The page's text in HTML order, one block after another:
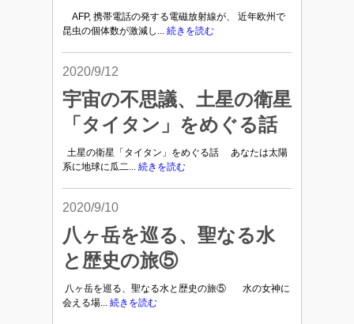
AFP, 携帯電話の発する電磁放射線が、 近年欧州で
昆虫の個体数が激減し... 続きを読む
2020/9/12
宇宙の不思議、土星の衛星
「タイタン」をめぐる話
土星の衛星「タイタン」をめぐる話 あなたは太陽
系に地球に瓜二... 続きを読む
2020/9/10
八ヶ岳を巡る、聖なる水
と歴史の旅⑤
八ヶ岳を巡る、聖なる水と歴史の旅⑤ 水の女神に
会える場... 続きを読む